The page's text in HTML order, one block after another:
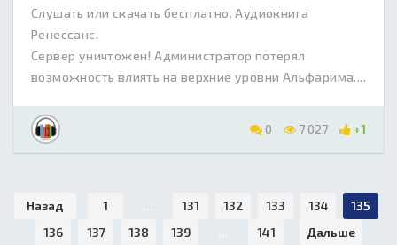
Слушать или скачать бесплатно. Аудиокнига
Ренессанс.
Сервер уничтожен! Администратор потерял
возможность влиять на верхние уровни Альфарима....
0 7 027 +1
Назад 1 131 132 133 134
135
136
137 138 139 141 Дальше